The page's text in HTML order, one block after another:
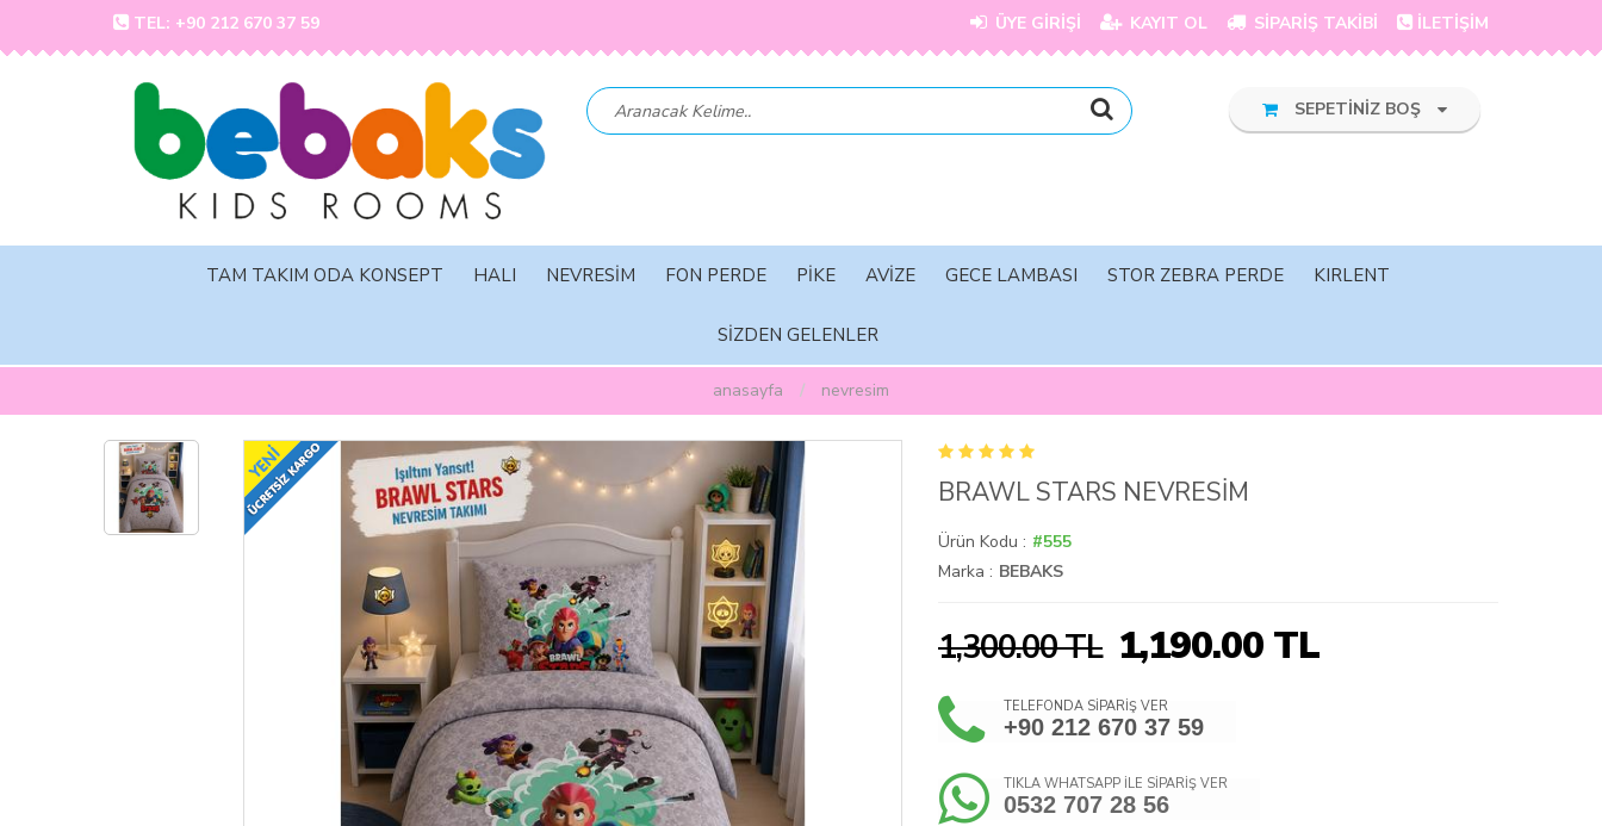
TEL: +90 212 670 37 59 ÜYE GİRİŞİ KAYIT OL SİPARİŞ TAKİBİ İLETİŞİM
SEPETİNİZ BOŞ
TAM TAKIM ODA KONSEPT HALI NEVRESİM FON PERDE PİKE AVİZE GECE LAMBASI STOR ZEBRA PERDE KIRLENT
SİZDEN GELENLER
anasayfa nevresi̇m
BRAWL STARS NEVRESİM
Ürün Kodu : #555
Marka : BEBAKS
1,300.00 TL 1,190.00 TL
TELEFONDA SİPARİŞ VER
+90 212 670 37 59
TIKLA WHATSAPP İLE SİPARİŞ VER
0532 707 28 56